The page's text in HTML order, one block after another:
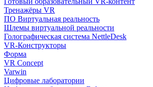
Тренажёры VR
ПО Виртуальная реальность
Шлемы виртуальной реальности
Голографическая система NettleDesk
VR-Конструкторы
Форма
VR Concept
Varwin
Цифровые лаборатории